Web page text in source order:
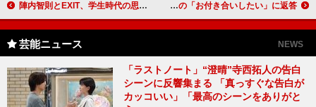
陣内智則とEXIT、学生時代の思い出話を披露 りんたろー。「成績はオール５」「生徒会長だった」と明かされる 磯村勇斗「うれしいですが『速攻』というわけには」 ３時のヒロイン・かなでの「お付き合いしたい」に返答
芸能ニュース NEWS
「ラストノート」“澄晴”寺西拓人の告白
シーンに反響集まる 「真っすぐな告白が
カッコいい」「最高のシーンをありがと